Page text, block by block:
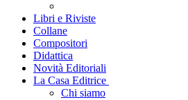
Libri e Riviste
Collane
Compositori
Didattica
Novità Editoriali
La Casa Editrice
Chi siamo